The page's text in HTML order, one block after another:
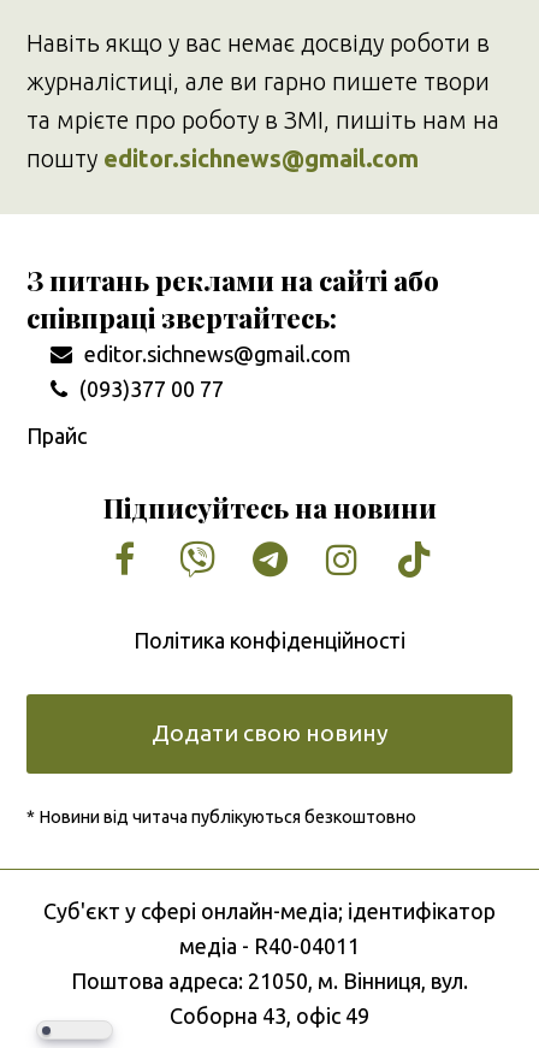
Навіть якщо у вас немає досвіду роботи в
журналістиці, але ви гарно пишете твори
та мрієте про роботу в ЗМІ, пишіть нам на
пошту editor.sichnews@gmail.com
З питань реклами на сайті або
співпраці звертайтесь:
editor.sichnews@gmail.com
(093)377 00 77
Прайс
Підписуйтесь на новини
Facebook
VimeoTumblrInstagram
Tiktok
Політика конфіденційності
Додати свою новину
* Новини від читача публікуються безкоштовно
Cуб'єкт у сфері онлайн-медіа; ідентифікатор
медіа - R40-04011
Поштова адреса: 21050, м. Вінниця, вул.
Соборна 43, офіс 49